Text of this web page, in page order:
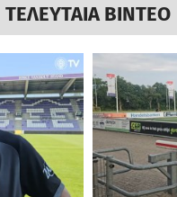
ΤΕΛΕΥΤΑΙΑ ΒΙΝΤΕΟ